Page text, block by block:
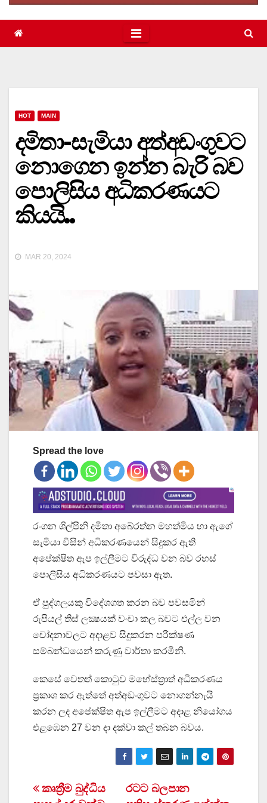
HOT MAIN
දමිතා-සැමියා අත්අඩංගුවට
නොගෙන ඉන්න බැරි බව
පොලිසිය අධිකරණයට
කියයි..
MAR 20, 2024
Spread the love
රංගන ශිල්පිනි දමිතා අබේරත්න මහත්මිය හා ඇගේ
සැමියා විසින් අධිකරණයෙන් සිදුකර ඇති
අපේක්ෂිත ඇප ඉල්ලීමට විරුද්ධ වන බව රහස්
පොලිසිය අධිකරණයට පවසා ඇත.
ඒ පුද්ගලයකු විදේශගත කරන බව පවසමින්
රුපියල් තිස් ලක්‍ෂයක් වංචා කල බවට එල්ල වන
චෝදනාවලට අදාළව සිදුකරන පරීක්ෂණ
සම්බන්ධයෙන් කරුණු වාර්තා කරමිනි.
කෙසේ වෙතත් කොටුව මහේස්ත්‍රාත් අධිකරණය
ප්‍රකාශ කර ඇත්තේ අත්අඩංගුවට නොගන්නැයි
කරන ලද අපේක්ෂිත ඇප ඉල්ලීමට අදාළ නියෝගය
එළඹෙන 27 වන දා දක්වා කල් තබන බවය.
Post
රටට බලපාන
කෘත්‍රීම බුද්ධිය